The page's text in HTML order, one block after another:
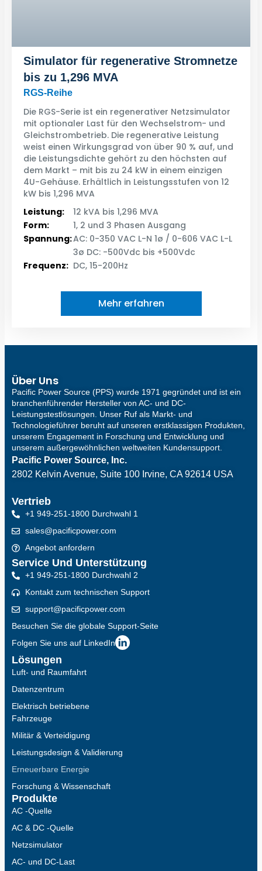
Simulator für regenerative Stromnetze
bis zu 1,296 MVA
RGS-Reihe
Die RGS-Serie ist ein regenerativer Netzsimulator
mit optionaler Last für den Wechselstrom- und
Gleichstrombetrieb. Die regenerative Leistung
weist einen Wirkungsgrad von über 90 % auf, und
die Leistungsdichte gehört zu den höchsten auf
dem Markt – mit bis zu 24 kW in einem einzigen
4U-Gehäuse. Erhältlich in Leistungsstufen von 12
kW bis 1,296 MVA
Leistung:
12 kVA bis 1,296 MVA
Form:
1, 2 und 3 Phasen Ausgang
Spannung:AC: 0-350 VAC L-N 1ø / 0-606 VAC L-L
3ø DC: -500Vdc bis +500Vdc
Frequenz: DC, 15-200Hz
Mehr erfahren
Über Uns
Pacific Power Source (PPS) wurde 1971 gegründet und ist ein
branchenführender Hersteller von AC- und DC-
Leistungstestlösungen. Unser Ruf als Markt- und
Technologieführer beruht auf unseren erstklassigen Produkten,
unserem Engagement in Forschung und Entwicklung und
unserem außergewöhnlichen weltweiten Kundensupport.
Pacific Power Source, Inc.
2802 Kelvin Avenue, Suite 100 Irvine, CA 92614 USA
Lösungen
Luft- und Raumfahrt
Datenzentrum
Elektrisch betriebene
Fahrzeuge
Militär & Verteidigung
Leistungsdesign & Validierung
Erneuerbare Energie
Forschung & Wissenschaft
Produkte
AC -Quelle
AC & DC -Quelle
Netzsimulator
AC- und DC-Last
Vertrieb
+1 949-251-1800 Durchwahl 1
sales@pacificpower.com
Angebot anfordern
Service Und Unterstützung
+1 949-251-1800 Durchwahl 2
Kontakt zum technischen Support
support@pacificpower.com
Besuchen Sie die globale Support-Seite
Folgen Sie uns auf LinkedIn